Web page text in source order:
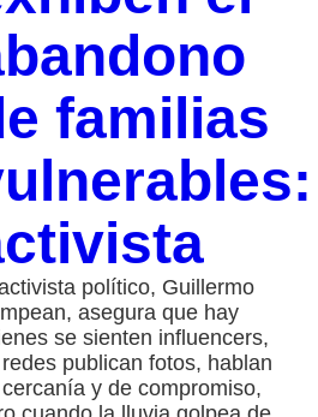
familias
político, Guillermo
asegura que hay
se sienten influencers,
publican fotos, hablan
y de compromiso,